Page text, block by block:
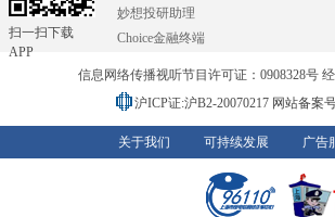
扫一扫下载
APP
妙想投研助理
Choice金融终端
信息网络传播视听节目许可证：0908328号
沪ICP证:沪B2-20070217 网站备案
关于我们 可持续发展 广告